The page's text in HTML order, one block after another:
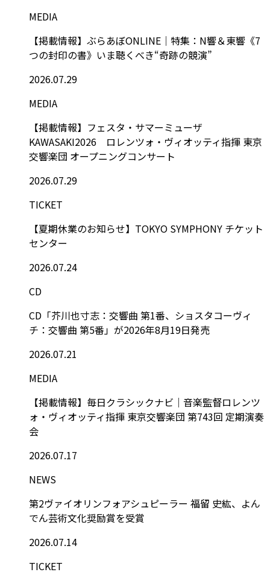
MEDIA
【掲載情報】ぶらあぼONLINE｜特集：N響＆東響《7
つの封印の書》いま聴くべき“奇跡の競演”
2026.07.29
MEDIA
【掲載情報】フェスタ・サマーミューザ
KAWASAKI2026 ロレンツォ・ヴィオッティ指揮 東京
交響楽団 オープニングコンサート
2026.07.29
TICKET
【夏期休業のお知らせ】TOKYO SYMPHONY チケット
センター
2026.07.24
CD
CD「芥川也寸志：交響曲 第1番、ショスタコーヴィ
チ：交響曲 第5番」が2026年8月19日発売
2026.07.21
MEDIA
【掲載情報】毎日クラシックナビ｜音楽監督ロレンツ
ォ・ヴィオッティ指揮 東京交響楽団 第743回 定期演奏
会
2026.07.17
NEWS
第2ヴァイオリンフォアシュピーラー 福留 史紘、よん
でん芸術文化奨励賞を受賞
2026.07.14
TICKET